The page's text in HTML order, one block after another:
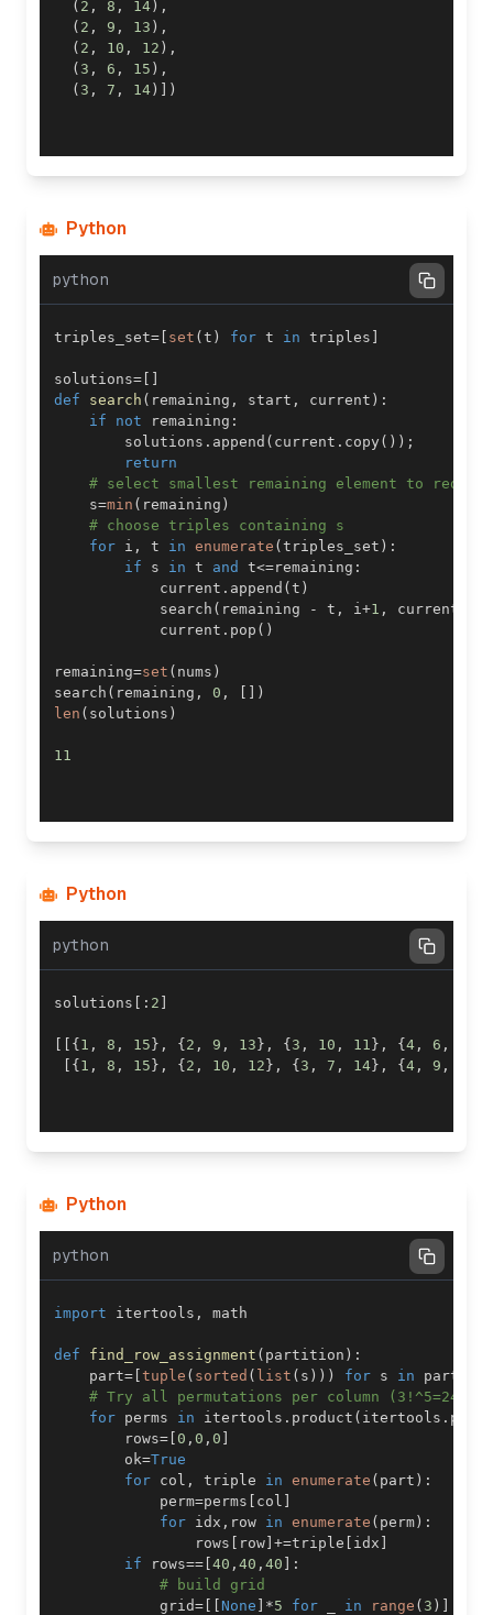
( 2 , 8 , 14) ,
( 2 , 9 , 13 ) ,
( 2 , 10 , 12 ) ,
( 3 , 6 , 15 ) ,
( 3 , 7 , 14) ] )
Python
python
triples_set= [ set (t ) for t in triples ]
solutions= [ ]
def
search ( remaining , start , current ) :
if
not remaining :
        solutions
. append ( current . copy ( ) ) ;
return
# select smallest remaining element to reduce
    s
=min ( remaining )
# choose triples containing s
for i , t in enumerate (triples_set ) :
if s in t and t<=remaining :
            current
. append (t )
            search
( remaining - t , i +1 , current
            current
. pop ( )
remaining=set ( nums )
search ( remaining , 0 , [ ] )
len ( solutions )
11
Python
python
solutions [ : 2 ]
[ [ {1 , 8 , 15} , {2 , 9 , 13} , {3 , 10 , 11 } , {4 , 6 ,
[ {1 , 8 , 15} , {2 , 10 , 12} , {3 , 7 , 14} , {4 , 9 ,
Python
python
import itertools ,
def find_row_assignment ( partition ) :
    part
= [tuple ( sorted ( list ( s ) ) ) for s in
# Try all permutations per column (3!^5=243)
for perms in itertools . product ( itertools .
        rows
= [0 , 0 , 0 ]
        ok
=True
for col , triple in enumerate ( part ) :
            perm
=perms [ col ]
for idx , row in enumerate ( perm) :
                rows
[ row] +=triple [ idx ]
if rows== [40 , 40 , 40 ] :
# build grid
            grid
= [ [ None ] *5 for in range ( 3 ) ]